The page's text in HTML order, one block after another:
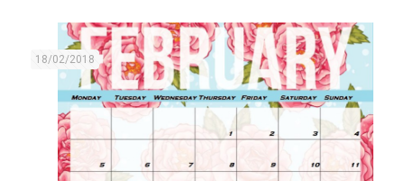
18/02/2018